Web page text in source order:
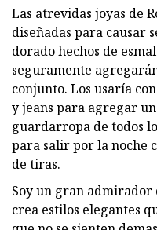
Las atrevidas joyas de
diseñadas para causar
dorado hechos de
seguramente
conjunto. Los usaría
y jeans para agregar
guardarropa de todos
para salir por la noche
de tiras.
Soy un gran
crea estilos elegantes